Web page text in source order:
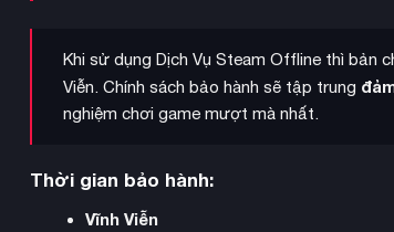
Khi sử dụng Dịch Vụ Steam Offline thì bản
Viễn. Chính sách bảo hành sẽ tập trung
nghiệm chơi game mượt mà nhất.
Thời gian bảo hành:
Vĩnh Viễn